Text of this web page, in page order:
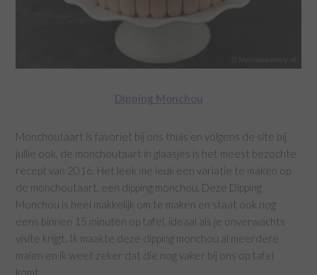
Dipping Monchou
Monchoutaart is favoriet bij ons thuis en volgens de site bij
jullie ook, de monchoutaart in glaasjes is het meest bezochte
recept van 2016. Het leek me leuk een variatie te maken op
de monchoutaart, een dipping monchou. Deze Dipping
Monchou is heel makkelijk om te maken en staat ook nog
eens binnen 15 minuten op tafel, ideaal als je onverwachts
visite krijgt. Ik maakte deze dipping monchou al meerdere
malen en ik weet zeker dat die nog vaker bij ons op tafel
komt.